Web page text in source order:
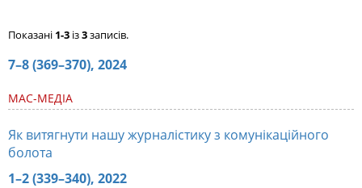
Показані 1-3 із3записів.
7–8 (369–370), 2024
МАС-МЕДІА
Як витягнути нашу журналістику з комунікаційного
болота
1–2 (339–340), 2022